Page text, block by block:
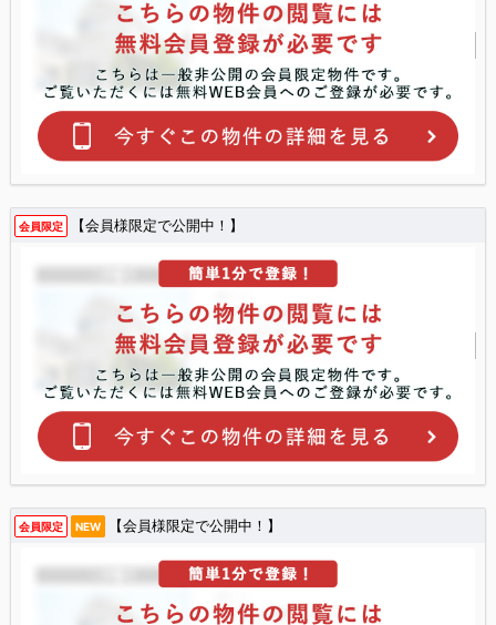
会員限定 【会員様限定で公開中！】
会員限定 NEW 【会員様限定で公開中！】